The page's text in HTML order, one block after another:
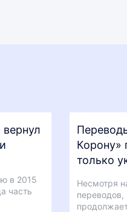
вернул
в 2015
часть
Корону»
только
Несмотря
переводов,